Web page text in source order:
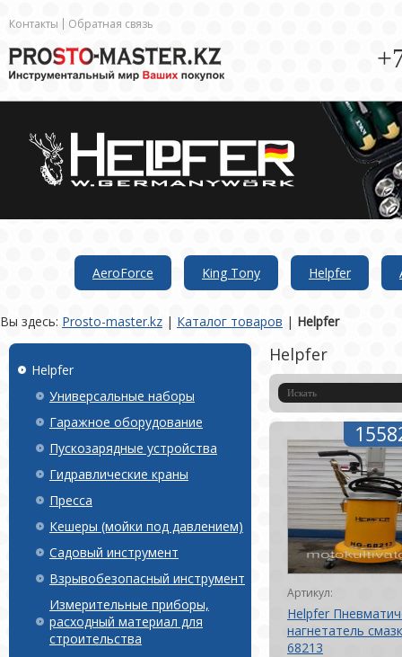
Контакты Обратная связь
AeroForce King Tony Helpfer
Вы здесь: Prosto-master.kz | Каталог товаров | Helpfer
Helpfer
Универсальные наборы
Гаражное оборудование
Пускозарядные устройства
Гидравлические краны
Пресса
Кешеры (мойки под давлением)
Садовый инструмент
Взрывобезопасный инструмент
Измерительные приборы,
расходный материал для
строительства
Helpfer
Артикул:
Helpfer
нагнетатель
68213